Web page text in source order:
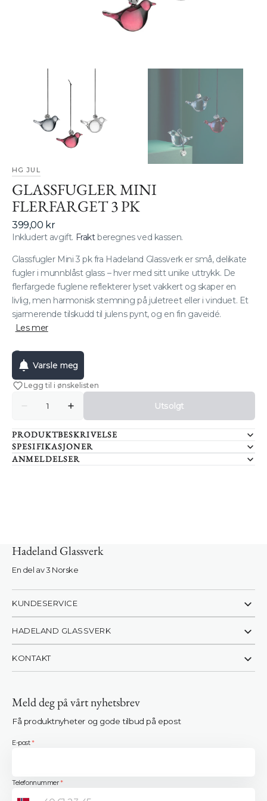
gallerivisning
HG JUL
GLASSFUGLER MINI
FLERFARGET 3 PK
Vanlig
pris
399,00 kr
Inkludert avgift. Fraktberegnes ved kassen.
Glassfugler Mini 3 pk fra Hadeland Glassverk er små, delikate
fugler i munnblåst glass – hver med sitt unike uttrykk. De
flerfargede fuglene reflekterer lyset vakkert og skaper en
livlig, men harmonisk stemning på juletreet eller i vinduet. Et
sjarmerende tilskudd til julens pynt, og en fin gaveidé.
Les mer
for
GLASSFUGLER
MINI
FLERFARGET
3
Øk
antallet
for
GLASSFUGLER
MINI
FLERFARGET
3
Utsolgt
Varsle meg
Legg til i ønskelisten
PRODUKTBESKRIVELSE
SPESIFIKASJONER
ANMELDELSER
Hadeland Glassverk
En del av 3 Norske
KUNDESERVICE
HADELAND GLASSVERK
KONTAKT
Meld deg på vårt nyhetsbrev
Få produktnyheter og gode tilbud på epost
E-post*
Telefonnummer*